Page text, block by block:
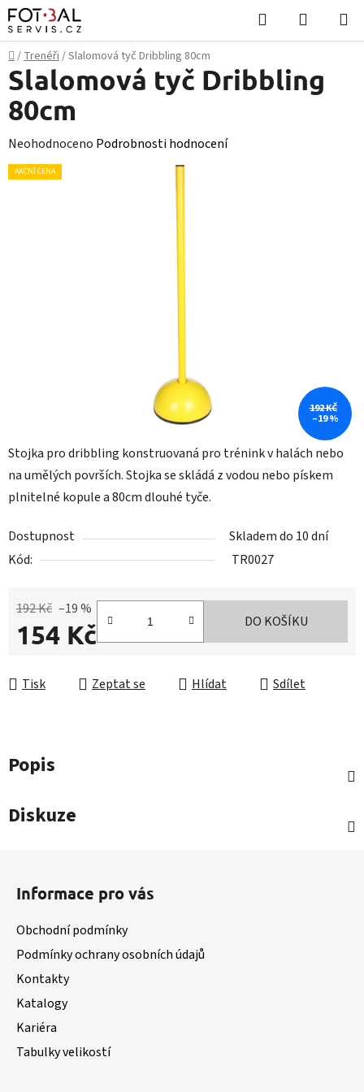
Přejít
na
obsah
Hledat
KOŠÍK
Domů
/Trenéři/Slalomová tyč Dribbling 80cm
Stojka pro dribbling konstruovaná pro trénink v halách nebo
na umělých površích. Stojka se skládá z vodou nebo pískem
plnitelné kopule a 80cm dlouhé tyče.
Dostupnost
Skladem do 10 dní
Kód:
TR0027
192 Kč –19 %
154 Kč DO KOŠÍKU
Tisk Zeptat se Hlídat Sdílet
Slalomová tyč Dribbling
80cm
Průměrné
hodnocení
Neohodnoceno Podrobnosti hodnocení
AKČNÍ CENA
192 KČ
–19 %
Popis
Diskuze
Informace pro vás
Obchodní podmínky
Podmínky ochrany osobních údajů
Kontakty
Katalogy
Kariéra
Tabulky velikostí